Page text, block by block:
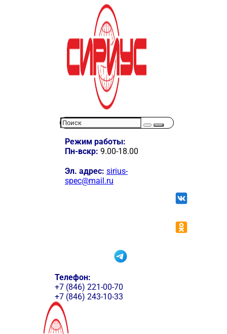
Режим работы:
Пн-вскр: 9.00-18.00
Эл. адрес: sirius-
spec@mail.ru
Телефон:
+7 (846) 221-00-70
+7 (846) 243-10-33